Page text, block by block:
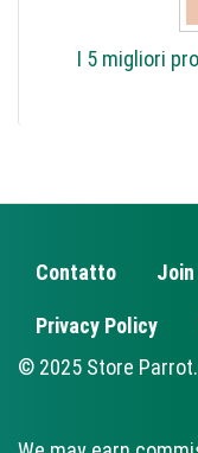
I 5 migliori
FOOTER
Contatto
Privacy Policy
© 2025 Store